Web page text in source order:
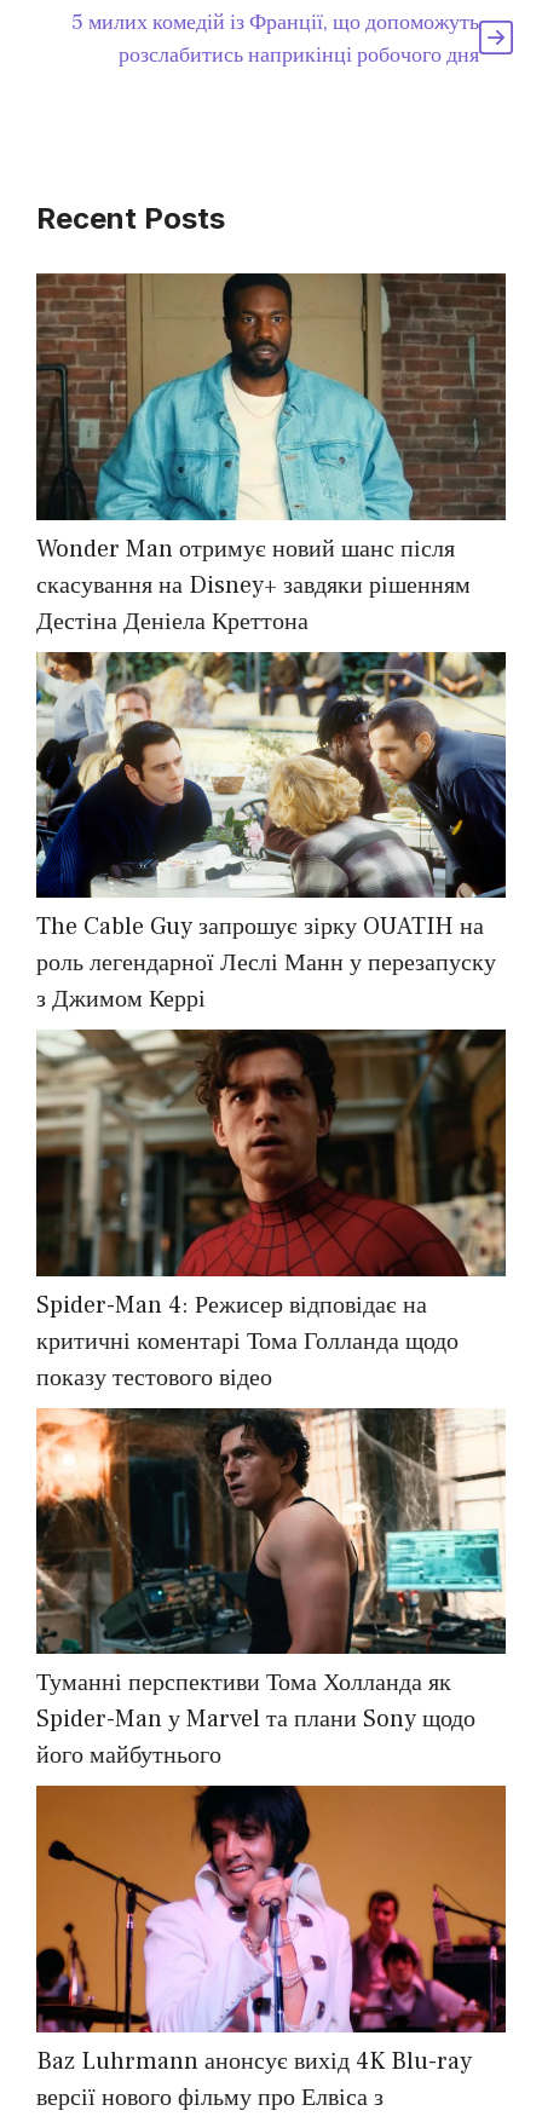
5 милих комедій із Франції, що допоможуть
розслабитись наприкінці робочого дня
Recent Posts
Wonder Man отримує новий шанс після
скасування на Disney+ завдяки рішенням
Дестіна Деніела Креттона
The Cable Guy запрошує зірку OUATIH на
роль легендарної Леслі Манн у перезапуску
з Джимом Керрі
Spider-Man 4: Режисер відповідає на
критичні коментарі Тома Голланда щодо
показу тестового відео
Туманні перспективи Тома Холланда як
Spider-Man у Marvel та плани Sony щодо
його майбутнього
Baz Luhrmann анонсує вихід 4K Blu-ray
версії нового фільму про Елвіса з